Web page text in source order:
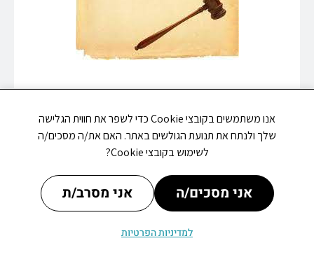
מתי פתוח עדכונים אירועים
אנו משתמשים בקובצי Cookie כדי לשפר את חווית הגלישה
שלך ולנתח את תנועת הגולשים באתר. האם את/ה מסכים/ה
לשימוש בקובצי Cookie?
אני מסכים/ה אני מסרב/ת
למדיניות הפרטיות